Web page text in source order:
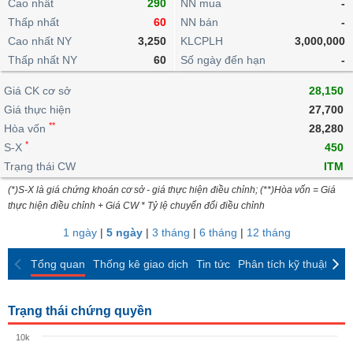
Giao
dịch
nội
bộ
Niên
giám
Tài
liệu
cổ
đông
Định
giá
Nước
ngoài
Tự
doanh
Top
cổ
phiếu
Bản
Thống
giao
dịch
dịch
Chứng
quyền
Tổng
quan
Thống
kê
dịch
Định
Thống
kê
giao
dịch
Tin
tức
tích
kỹ
thuật
Bảng
giá
Bộ
lọc
cổ
phiếu
cổ
Báo
mô
lai
Chứng
quyền
Trái
phiếu
doanh
nghiệp
Đào
Dịch
vụ
Cao nhất
290
Thấp nhất
60
Cao nhất NY
3,250
Thấp nhất NY
60
NN mua
-
NN bán
-
KLCPLH
3,000,000
Số ngày đến hạn
-
Giá CK cơ sở
28,150
Giá thực hiện
27,700
Hòa vốn **
28,280
S-X *
450
Trạng thái CW
ITM
(*)S-X là giá chứng khoán cơ sở - giá thực hiện điều chỉnh; (**)Hòa vốn = Giá
thực hiện điều chỉnh + Giá CW * Tỷ lệ chuyển đổi điều chỉnh
1 ngày| 5 ngày| 3 tháng | 6 tháng | 12 tháng
Tổng quan Thống kê giao dịch Tin tức Phân tích kỹ thuật
Trạng thái chứng quyền
10k
BẤT
ĐỘNG
SẢN
TÀI
CHÍNH
HÀNG
HÓA
KINH
TẾ
THẾ